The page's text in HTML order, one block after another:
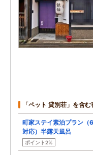
「ペット 貸別荘」を含
町家ステイ素泊プラン（
対応）半露天風呂
ポイント2%